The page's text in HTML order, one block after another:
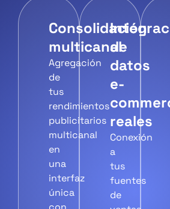
Consolidación
multicanal
Agregación
de
tus
rendimientos
publicitarios
multicanal
en
una
interfaz
única
de
datos
e-
reales
Conexión
a
tus
fuentes
de